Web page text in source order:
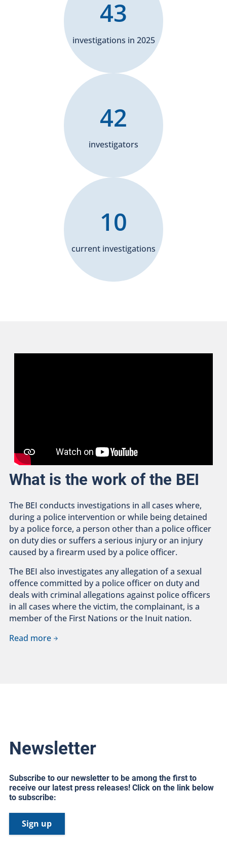
intervention or while in police custody.
investigations in 2025
43
investigators
42
current investigations
10
What is the work of the BEI
The BEI conducts investigations in all cases where,
during a police intervention or while being detained
by a police force, a person other than a police officer
on duty dies or suffers a serious injury or an injury
caused by a firearm used by a police officer.
The BEI also investigates any allegation of a sexual
offence committed by a police officer on duty and
deals with criminal allegations against police officers
in all cases where the victim, the complainant, is a
member of the First Nations or the Inuit nation.
Read more
Newsletter
Subscribe to our newsletter to be among the first to
receive our latest press releases! Click on the link below
to subscribe:
Sign up